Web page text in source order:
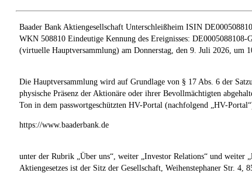
Baader Bank Aktiengesellschaft Unterschleißheim ISIN
WKN 508810 Eindeutige Kennung des Ereignisses:
(virtuelle Hauptversammlung) am Donnerstag, den 9. Juli 2026, um
Die Hauptversammlung wird auf Grundlage von § 17 Abs. 6 der
physische Präsenz der Aktionäre oder ihrer Bevollmächtigten
Ton in dem passwortgeschützten HV-Portal (nachfolgend „HV-
https://www.baaderbank.de
unter der Rubrik „Über uns“, weiter „Investor Relations“ und weiter
Aktiengesetzes ist der Sitz der Gesellschaft, Weihenstephaner Str.